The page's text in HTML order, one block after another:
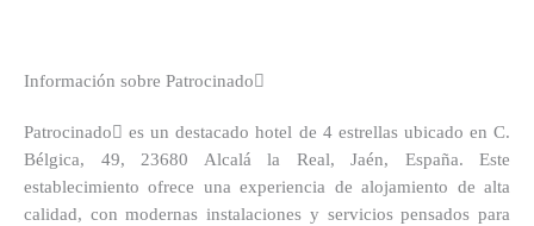
Información sobre Patrocinado
Patrocinado es un destacado hotel de 4 estrellas ubicado en C.
Bélgica, 49, 23680 Alcalá la Real, Jaén, España. Este
establecimiento ofrece una experiencia de alojamiento de alta
calidad, con modernas instalaciones y servicios pensados para